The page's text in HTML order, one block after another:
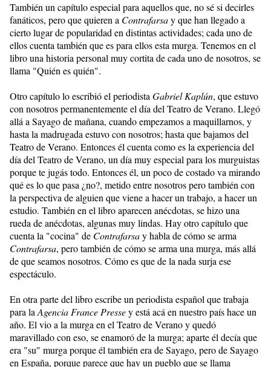
También un capítulo especial para aquellos que, no sé si decirles
fanáticos, pero que quieren a Contrafarsay que han llegado a
cierto lugar de popularidad en distintas actividades; cada uno de
ellos cuenta también que es para ellos esta murga. Tenemos en el
libro una historia personal muy cortita de cada uno de nosotros, se
llama "Quién es quién".
Otro capítulo lo escribió el periodistaGabriel Kaplún, que estuvo
con nosotros permanentemente el día del Teatro de Verano. Llegó
allá a Sayago de mañana, cuando empezamos a maquillarnos, y
hasta la madrugada estuvo con nosotros; hasta que bajamos del
Teatro de Verano. Entonces él cuenta como es la experiencia del
día del Teatro de Verano, un día muy especial para los murguistas
porque te jugás todo. Entonces él, un poco de costado va mirando
qué es lo que pasa ¿no?, metido entre nosotros pero también con
la perspectiva de alguien que viene a hacer un trabajo, a hacer un
estudio. También en el libro aparecen anécdotas, se hizo una
rueda de anécdotas, algunas muy lindas. Hay otro capítulo que
cuenta la "cocina" de Contrafarsay habla de cómo se arma
Contrafarsa, pero también de cómo se arma una murga, más allá
de que seamos nosotros. Cómo es que de la nada surja ese
espectáculo.
En otra parte del libro escribe un periodista español que trabaja
para laAgencia FrancePressey está acá en nuestro país hace un
año. El vio a la murga en el Teatro de Verano y quedó
maravillado con eso, se enamoró de la murga; aparte él decía que
era "su" murga porque él también era de Sayago, pero de Sayago
en España, porque parece que hay un pueblo que se llama